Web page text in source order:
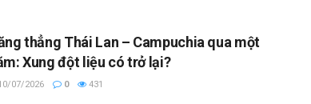
thẳng Thái Lan – Campuchia qua một
Xung đột liệu có trở lại?
07/2026 0 431